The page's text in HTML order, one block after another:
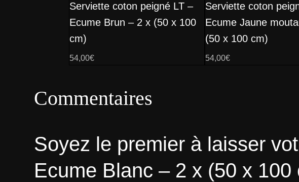
Serviette coton peigné LT –
Ecume Brun – 2 x (50 x 100
cm)
54,00€
Serviette coton
Ecume Jaune
(50 x 100 cm)
54,00€
Commentaires
Soyez le premier à laisser
Ecume Blanc – 2 x (50 x 100